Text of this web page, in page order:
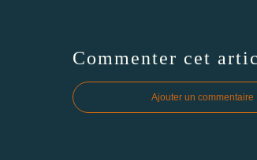
Commenter cet
Ajouter un commentaire